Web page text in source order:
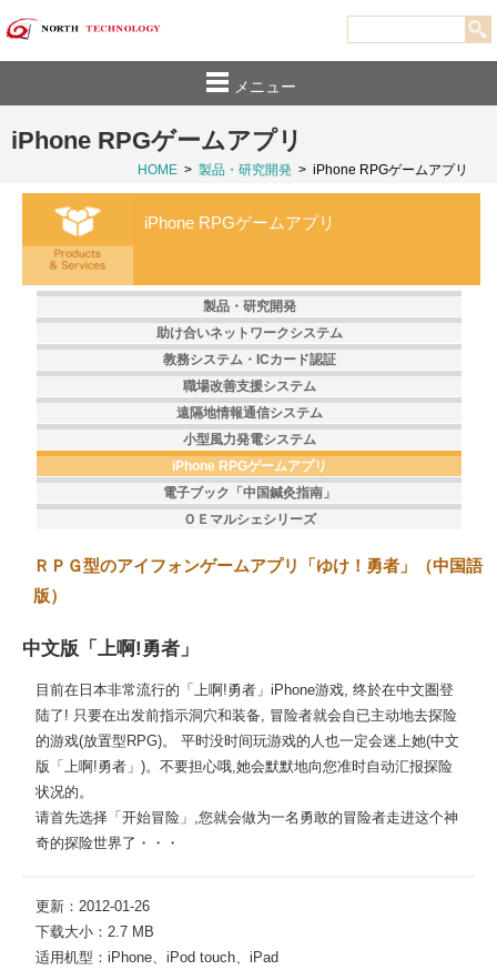
メニュー
iPhone RPGゲームアプリ
HOME > 製品・研究開発 > iPhone RPGゲームアプリ
iPhone RPGゲームアプリ
製品・研究開発
助け合いネットワークシステム
教務システム・ICカード認証
職場改善支援システム
遠隔地情報通信システム
小型風力発電システム
iPhone RPGゲームアプリ
電子ブック「中国鍼灸指南」
ＯＥマルシェシリーズ
ＲＰＧ型のアイフォンゲームアプリ「ゆけ！勇者」（中国語
版）
中文版「上啊!勇者」
目前在日本非常流行的「上啊!勇者」iPhone游戏, 终於在中文圏登
陆了! 只要在出发前指示洞穴和装备, 冒险者就会自已主动地去探险
的游戏(放置型RPG)。 平时没时间玩游戏的人也一定会迷上她(中文
版「上啊!勇者」)。不要担心哦,她会默默地向您准时自动汇报探险
状况的。
请首先选择「开始冒险」,您就会做为一名勇敢的冒险者走进这个神
奇的探险世界了・・・
更新：2012-01-26
下载大小：2.7 MB
适用机型：iPhone、iPod touch、iPad